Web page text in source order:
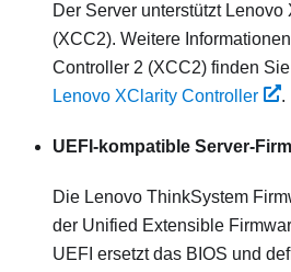
Der Server unterstützt
(XCC2). Weitere
Controller 2 (XCC2) finden
Lenovo XClarity Controller
.
UEFI-kompatible Server-
Die Lenovo ThinkSystem
der Unified Extensible
UEFI ersetzt das BIOS und